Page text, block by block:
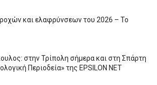
και ελαφρύνσεων του 2026 – Το
στην Τρίπολη σήμερα και στη Σπάρτη
Περιοδεία» της EPSILON NET